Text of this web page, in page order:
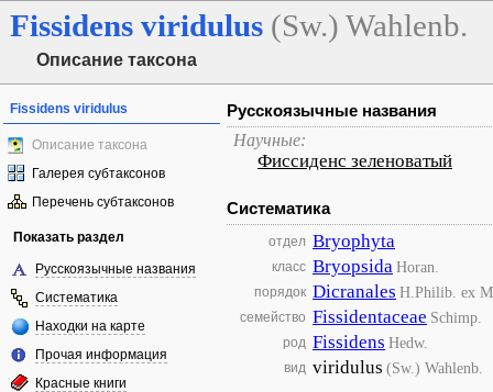
Fissidens viridulus (Sw.) Wahlenb.
Описание таксона
Fissidens viridulus
Описание таксона
Галерея субтаксонов
Перечень субтаксонов
Показать раздел
Русскоязычные названия
Систематика
Находки на карте
Прочая информация
Красные книги
Русскоязычные названия
Научные:
Фиссиденс зеленоватый
Систематика
отдел Bryophyta
класс BryopsidaHoran.
порядок Dicranales H.Philib. ex
семейство Fissidentaceae Schimp.
род Fissidens Hedw.
вид viridulus (Sw.) Wahlenb.